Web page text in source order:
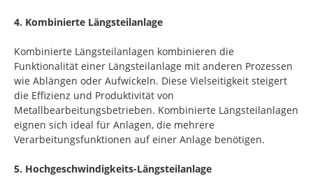
4. Kombinierte Längsteilanlage
Kombinierte Längsteilanlagen kombinieren die
Funktionalität einer Längsteilanlage mit anderen Prozessen
wie Ablängen oder Aufwickeln. Diese Vielseitigkeit steigert
die Effizienz und Produktivität von
Metallbearbeitungsbetrieben. Kombinierte Längsteilanlagen
eignen sich ideal für Anlagen, die mehrere
Verarbeitungsfunktionen auf einer Anlage benötigen.
5. Hochgeschwindigkeits-Längsteilanlage